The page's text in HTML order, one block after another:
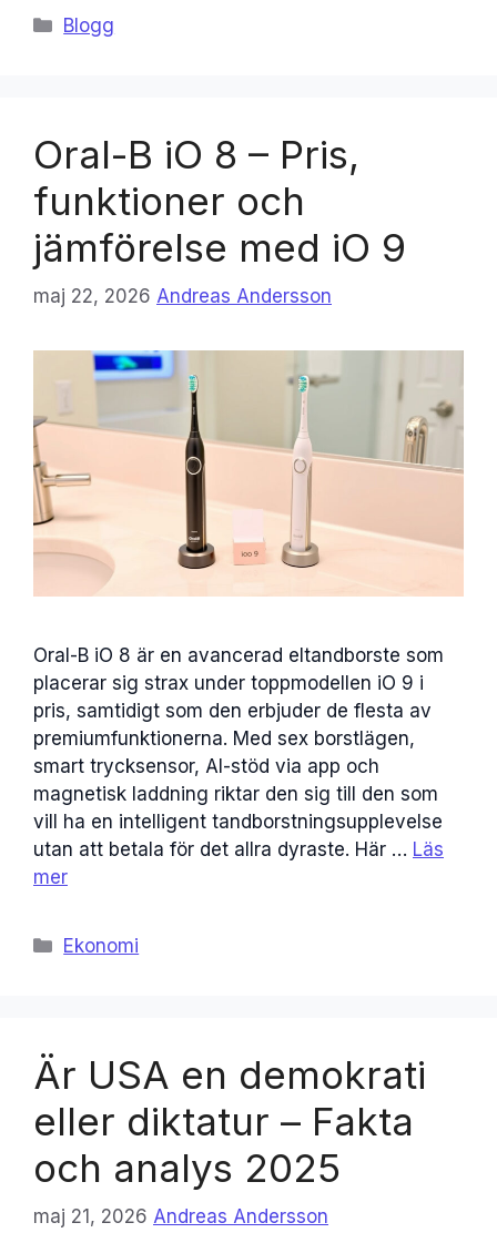
Kategorier
Blogg
Oral-B iO 8 – Pris,
funktioner och
jämförelse med iO 9
maj 22, 2026 Andreas Andersson
Oral-B iO 8 är en avancerad eltandborste som
placerar sig strax under toppmodellen iO 9 i
pris, samtidigt som den erbjuder de flesta av
premiumfunktionerna. Med sex borstlägen,
smart trycksensor, AI-stöd via app och
magnetisk laddning riktar den sig till den som
vill ha en intelligent tandborstningsupplevelse
utan att betala för det allra dyraste. Här … Läs
mer
Kategorier
Ekonomi
Är USA en demokrati
eller diktatur – Fakta
och analys 2025
maj 21, 2026 Andreas Andersson